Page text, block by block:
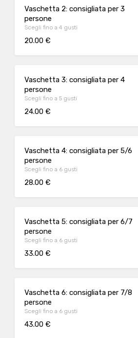
Vaschetta 2: consigliata per 3
persone
Scegli fino a 4 gusti
20.00 €
Vaschetta 3: consigliata per 4
persone
Scegli fino a 5 gusti
24.00 €
Vaschetta 4: consigliata per 5/6
persone
Scegli fino a 6 gusti
28.00 €
Vaschetta 5: consigliata per 6/7
persone
Scegli fino a 6 gusti
33.00 €
Vaschetta 6: consigliata per 7/8
persone
Scegli fino a 6 gusti
43.00 €